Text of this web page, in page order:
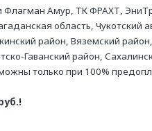
Амур, ТК ФРАХТ,
область, Чукотский
район, Вяземский
Гаванский район,
только при 100%